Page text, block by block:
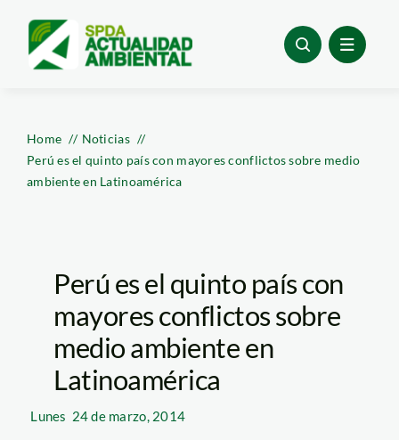
content
Home
Noticias
Perú es el quinto país con mayores conflictos sobre medio
ambiente en Latinoamérica
Perú es el quinto país con
mayores conflictos sobre
medio ambiente en
Latinoamérica
Lunes 24 de marzo, 2014